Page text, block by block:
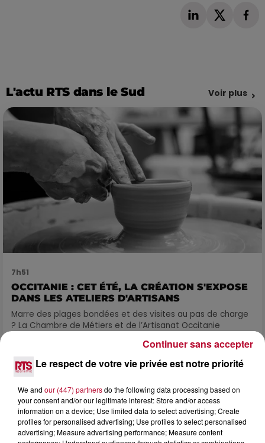
L'actu RTS dans le Sud Voir plus
7h51
OCCITANIE : CET ÉTÉ, LA CRÉATION S'EXPOSE
DANS LES ATELIERS D'ARTISANS
Marre des plages bondées et des visites au pas de charge
? La Chambre de Métiers et de l’Artisanat Occitanie
Le respect de votre vie privée est notre priorité
We and our (447) partnersdo the following data processing based on
your consent and/or our legitimate interest: Store and/or access
information on a device; Use limited data to select advertising; Create
profiles for personalised advertising; Use profiles to select personalised
advertising; Measure advertising performance; Measure content
Continuer sans accepter